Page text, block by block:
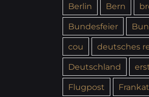
Berlin
Bern
Bundesfeier
cou
deutsches
Deutschland
Flugpost